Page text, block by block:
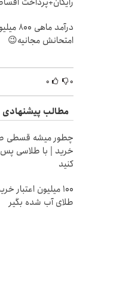
درآمد
امتحانش مجانیه😉
۰ ۰
مطالب پیشنهادی
چطور میشه قسطی
خرید | با طلاسی پس
کنید
100 میلیون اعتبار
طلای آب شده بگیر